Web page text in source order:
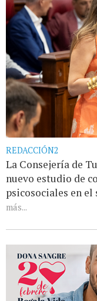
REDACCIÓN2
La Consejería de
nuevo estudio de
psicosociales en el
más...